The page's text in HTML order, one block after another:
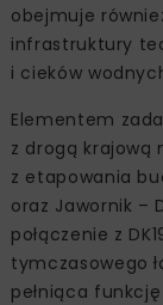
obejmuje
infrastruktury
i cieków
Elementem
z drogą krajową
z etapowania
oraz Jawornik –
połączenie z
tymczasowego
pełniąca